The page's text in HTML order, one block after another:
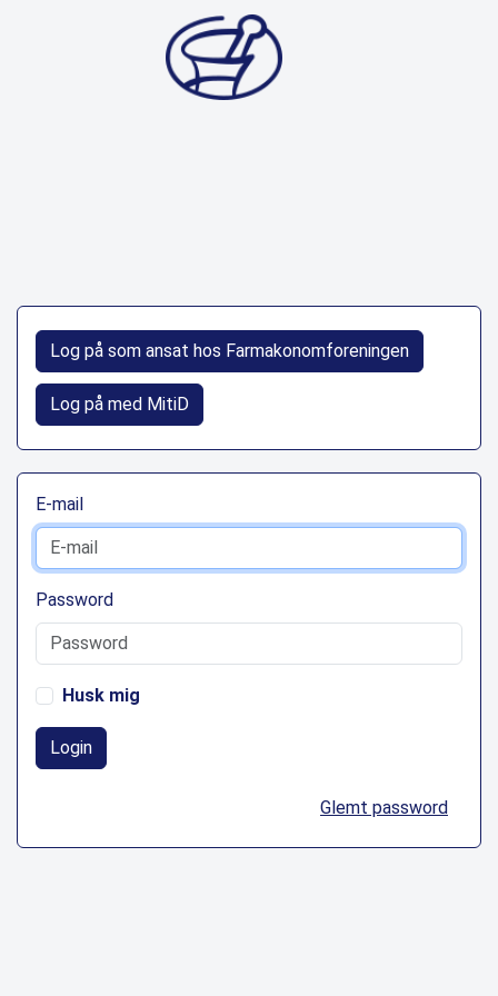
Log på som ansat hos Farmakonomforeningen
Log på med MitiD
E-mail
Password
Husk mig
Login
Glemt password